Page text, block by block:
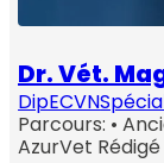
Dr. Vét.
DipECVN
Parcours: •
AzurVet Rédigé